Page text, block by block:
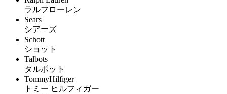
ラルフローレン
Sears
シアーズ
Schott
ショット
Talbots
タルボット
TommyHilfiger
トミー ヒルフィガー